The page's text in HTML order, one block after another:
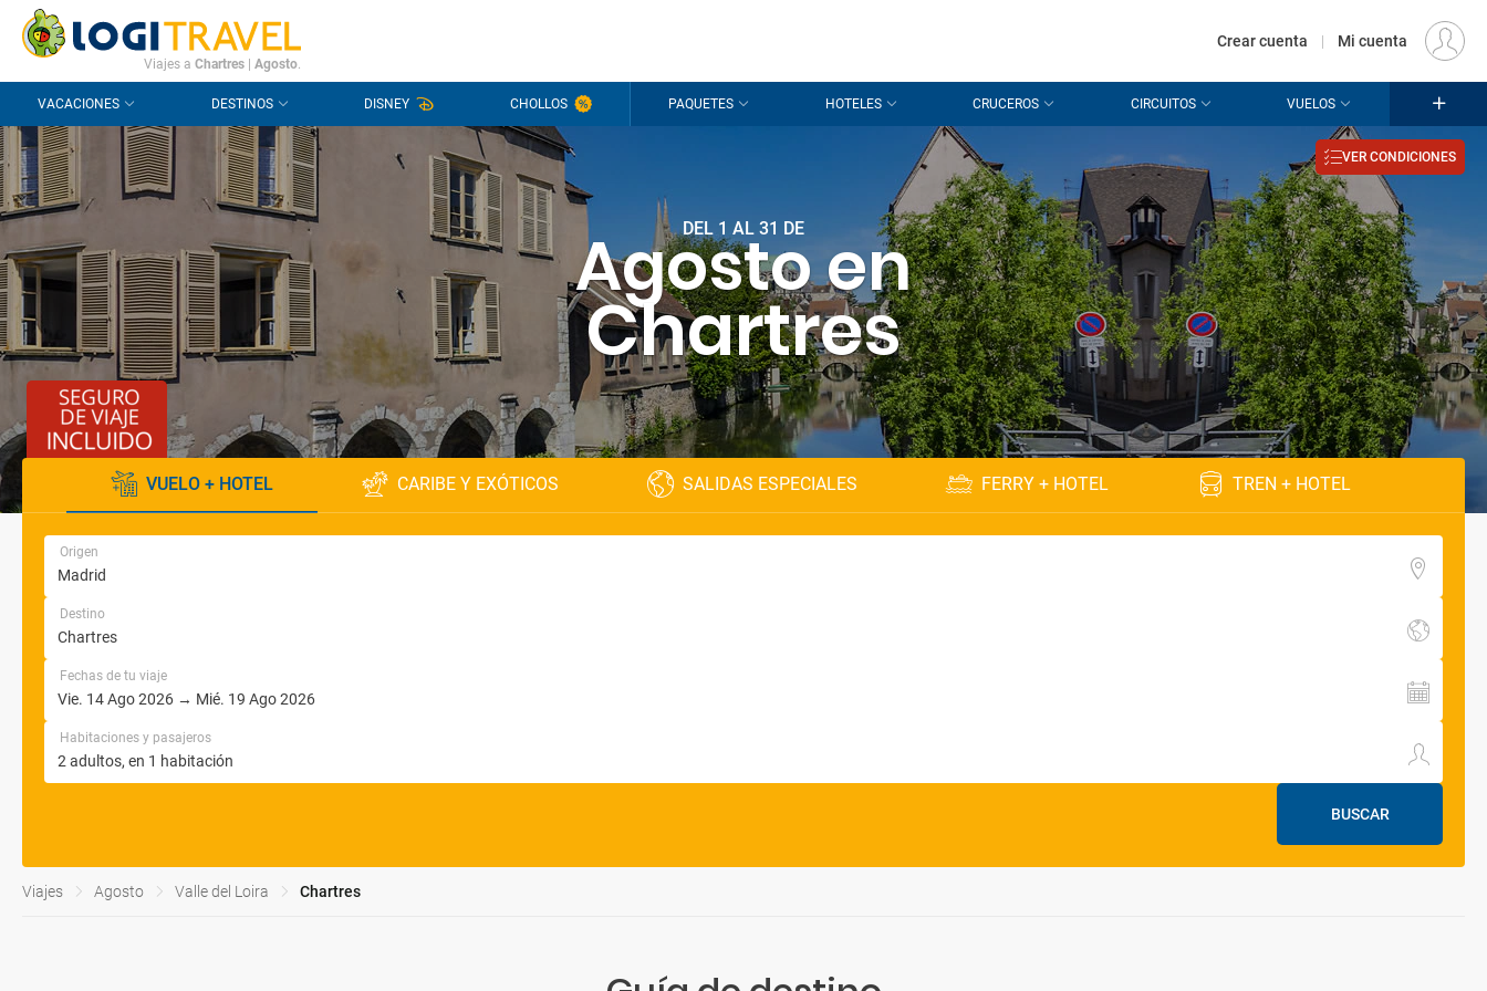
CONTACTO PREGUNTAS FRECUENTES EUR
Viajes a Chartres| Agosto.
Crear cuenta | Mi cuenta
VACACIONES DESTINOS DISNEY CHOLLOS PAQUETES HOTELES CRUCEROS CIRCUITOS VUELOS
DEL 1 AL 31 DE
Agosto en
Chartres
VER CONDICIONES
VUELO + HOTEL CARIBE Y EXÓTICOS SALIDAS ESPECIALES FERRY + HOTEL TREN + HOTEL
Origen
Destino
Fechas de tu viaje
Habitaciones y pasajeros
BUSCAR
Viajes Agosto Valle del Loira Chartres